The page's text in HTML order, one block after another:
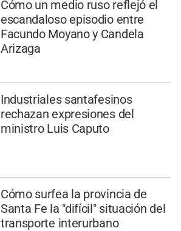
Cómo un medio ruso reflejó el
escandaloso episodio entre
Facundo Moyano y Candela
Arizaga
Industriales santafesinos
rechazan expresiones del
ministro Luis Caputo
Cómo surfea la provincia de
Santa Fe la "difícil" situación del
transporte interurbano